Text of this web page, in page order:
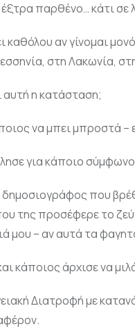
παρθένο… κάτι σε
καθόλου αν γίνομαι
στη Λακωνία,
αυτή η κατάσταση;
να μπει μπροστά
για κάποιο
που
της προσέφερε το
μου – αν αυτά τα
κάποιος άρχισε να
Διατροφή με